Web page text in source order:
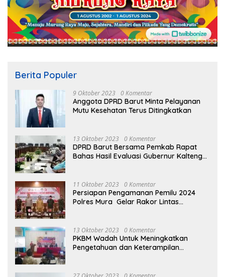
Berita Populer
9 Oktober 2023 0 Komentar
Anggota DPRD Barut Minta Pelayanan
Mutu Kesehatan Terus Ditingkatkan
13 Oktober 2023 0 Komentar
DPRD Barut Bersama Pemkab Rapat
Bahas Hasil Evaluasi Gubernur Kalteng
11 Oktober 2023 0 Komentar
Persiapan Pengamanan Pemilu 2024
Polres Mura Gelar Rakor Lintas
13 Oktober 2023 0 Komentar
PKBM Wadah Untuk Meningkatkan
Pengetahuan dan Keterampilan